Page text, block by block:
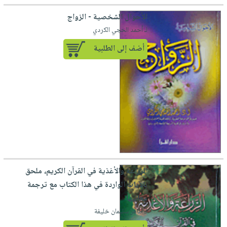
الأحوال الشخصية - الزواج
لـ أحمد الحجي الكردي
أضف إلى الطلبية
الزراعة والأغذية في القرآن الكريم، ملحق
بالآيات الواردة في هذا الكتاب مع ترجمة
معانيها
لـ طاهر سليمان خليفة